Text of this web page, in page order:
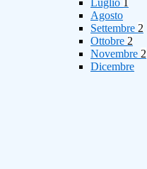
Luglio 1
Agosto
Settembre 2
Ottobre 2
Novembre 2
Dicembre